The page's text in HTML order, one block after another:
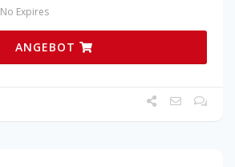
No Expires
ANGEBOT